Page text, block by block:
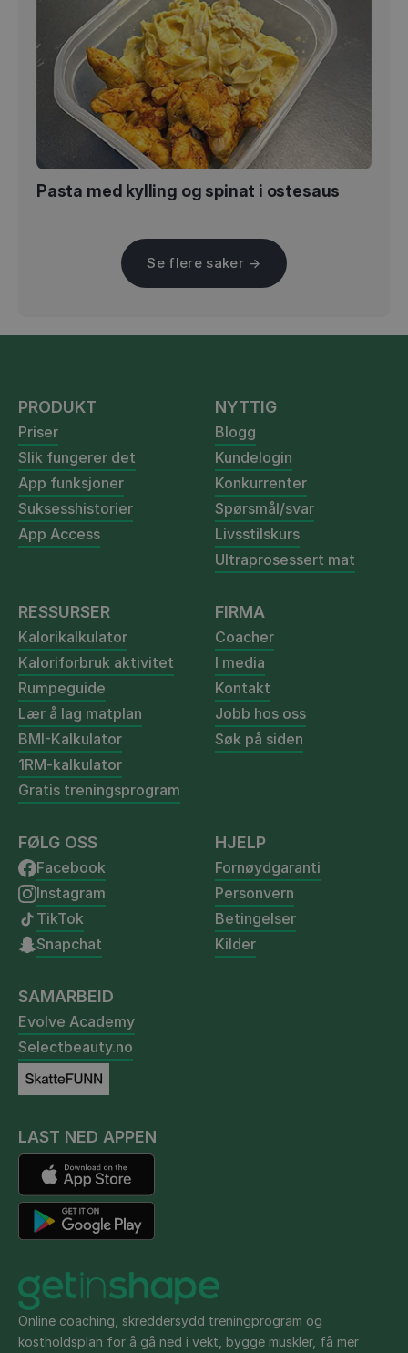
Pasta med kylling og spinat i ostesaus
Se flere saker →
PRODUKT
Priser
Slik fungerer det
App funksjoner
Suksesshistorier
App Access
NYTTIG
Blogg
Kundelogin
Konkurrenter
Spørsmål/svar
Livsstilskurs
Ultraprosessert mat
RESSURSER
Kalorikalkulator
Kaloriforbruk aktivitet
Rumpeguide
Lær å lag matplan
BMI-Kalkulator
1RM-kalkulator
Gratis treningsprogram
FIRMA
Coacher
I media
Kontakt
Jobb hos oss
Søk på siden
FØLG OSS
Facebook
Instagram
TikTok
Snapchat
HJELP
Fornøydgaranti
Personvern
Betingelser
Kilder
SAMARBEID
Evolve Academy
Selectbeauty.no
LAST NED APPEN
Online coaching, skreddersydd treningprogram og
kostholdsplan for å gå ned i vekt, bygge muskler, få mer